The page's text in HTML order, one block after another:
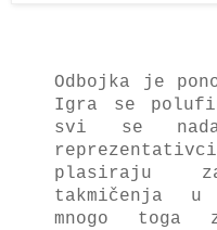
Odbojka je
Igra se
svi se
plasiraju
takmičenja
mnogo